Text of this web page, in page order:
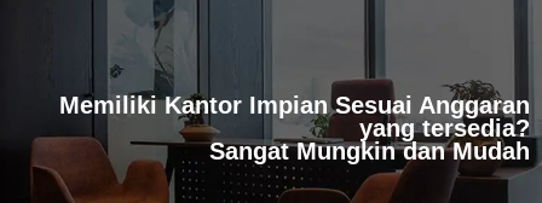
Memiliki Kantor Impian Sesuai Anggaran
yang tersedia?
Sangat Mungkin dan Mudah